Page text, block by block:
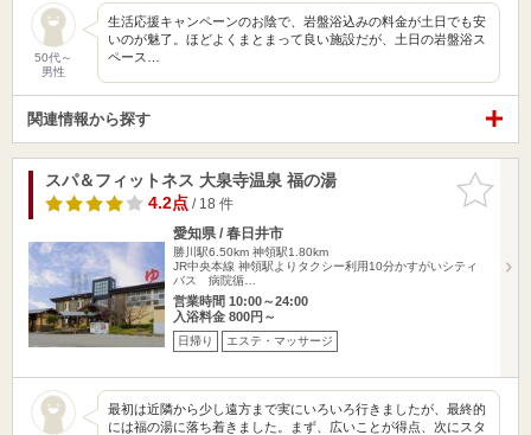
50代～
男性
生活応援キャンペーンのお陰で、岩盤浴込みの料金が土日でも安
いのが魅了。ほどよくまとまって良い施設だが、土日の岩盤浴ス
ペース…
関連情報から探す
お気に入
りに追加
スパ＆フィットネス 大泉寺温泉 福の湯
4.2点/ 18 件
愛知県 / 春日井市
勝川駅6.50km 神領駅1.80km
JR中央本線 神領駅よりタクシー利用10分かすがいシティ
バス 病院循…
営業時間 10:00～24:00
入浴料金 800円～
日帰り エステ・マッサージ
最初は近隣から少し遠方まで実にいろいろ行きましたが、最終的
には福の湯に落ち着きました。まず、広いことが得点、次にスタ